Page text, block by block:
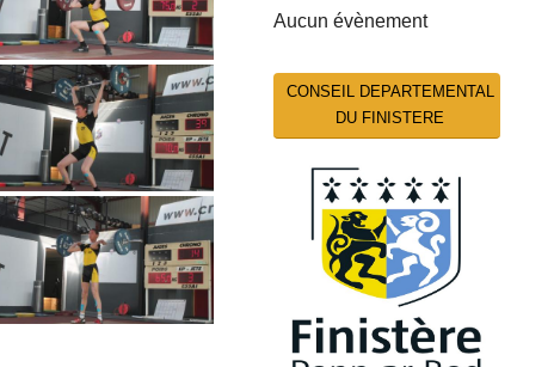
Aucun évènement
CONSEIL DEPARTEMENTAL
DU FINISTERE